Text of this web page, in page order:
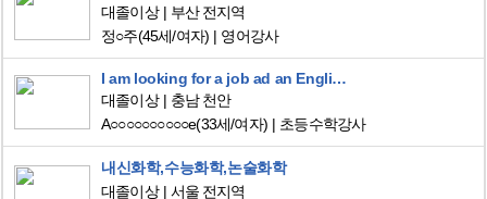
대졸이상
부산 전지역
정○주(45세/여자) 영어강사
I am looking for a job ad an English teacher
대졸이상
충남 천안
A○○○○○○○○○○e(33세/여자) 초등수학강사
내신화학,수능화학,논술화학
대졸이상
서울 전지역